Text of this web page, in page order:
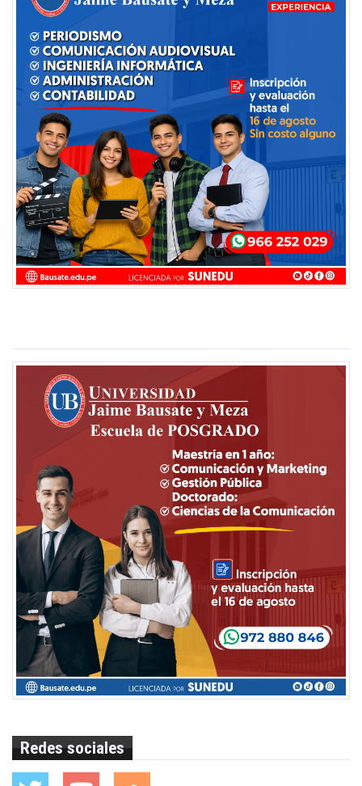
Redes sociales